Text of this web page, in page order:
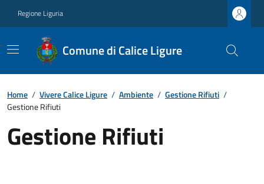
Regione Liguria
Comune di Calice Ligure
Home / Vivere Calice Ligure / Ambiente / Gestione Rifiuti /
Gestione Rifiuti
Gestione Rifiuti